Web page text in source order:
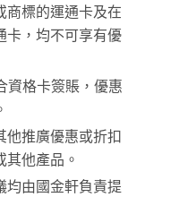
商標的運通卡及在
卡，均不可享有優
資格卡簽賬，優惠
他推廣優惠或折扣
他產品。
均由國金軒負責提